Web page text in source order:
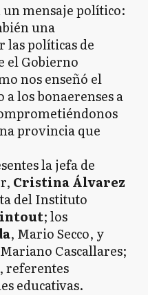
mensaje político:
una
políticas de
el Gobierno
nos enseñó el
los bonaerenses a
provincia que
la jefa de
Cristina Álvarez
del Instituto
; los
, Mario Secco, y
Cascallares;
referentes
educativas.